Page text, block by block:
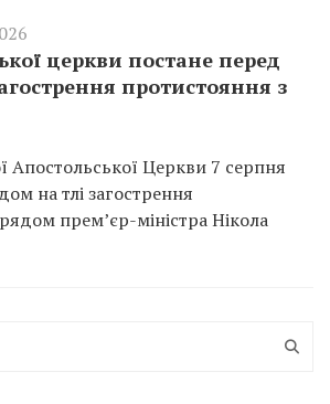
церкви постане перед
протистояння з
Апостольської Церкви 7 серпня
на тлі загострення
прем’єр-міністра Нікола